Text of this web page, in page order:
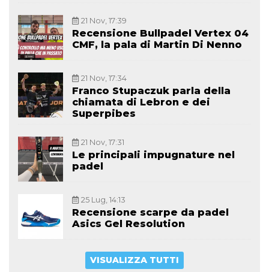
21 Nov, 17:39
Recensione Bullpadel Vertex 04
CMF, la pala di Martin Di Nenno
21 Nov, 17:34
Franco Stupaczuk parla della
chiamata di Lebron e dei
Superpibes
21 Nov, 17:31
Le principali impugnature nel
padel
25 Lug, 14:13
Recensione scarpe da padel
Asics Gel Resolution
VISUALIZZA TUTTI